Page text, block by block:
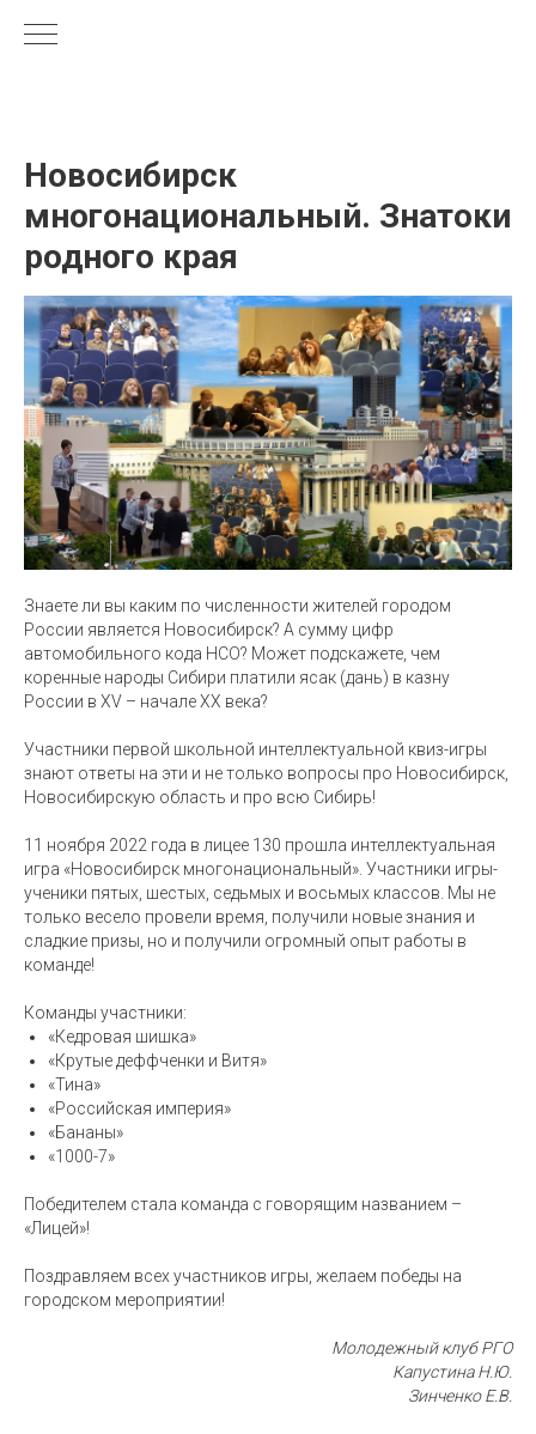
Новосибирск
многонациональный. Знатоки
родного края
Знаете ли вы каким по численности жителей городом
России является Новосибирск? А сумму цифр
автомобильного кода НСО? Может подскажете, чем
коренные народы Сибири платили ясак (дань) в казну
России в XV – начале XX века?
Участники первой школьной интеллектуальной квиз-игры
знают ответы на эти и не только вопросы про Новосибирск,
Новосибирскую область и про всю Сибирь!
11 ноября 2022 года в лицее 130 прошла интеллектуальная
игра «Новосибирск многонациональный». Участники игры-
ученики пятых, шестых, седьмых и восьмых классов. Мы не
только весело провели время, получили новые знания и
сладкие призы, но и получили огромный опыт работы в
команде!
Команды участники:
«Кедровая шишка»
«Крутые деффченки и Витя»
«Тина»
«Российская империя»
«Бананы»
«1000-7»
Победителем стала команда с говорящим названием –
«Лицей»!
Поздравляем всех участников игры, желаем победы на
городском мероприятии!
Молодежный клуб РГО
Капустина Н.Ю.
Зинченко Е.В.